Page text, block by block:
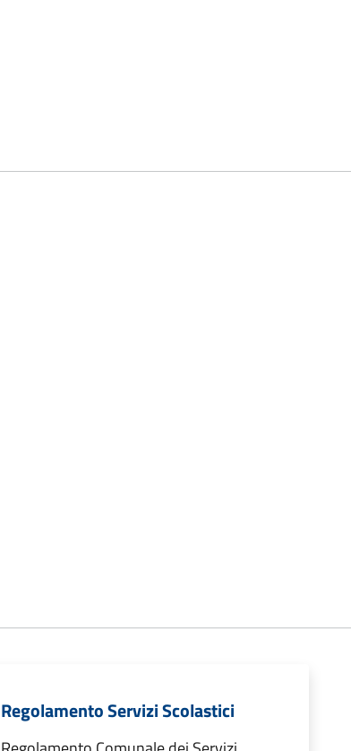
Regolamento Servizi Scolastici